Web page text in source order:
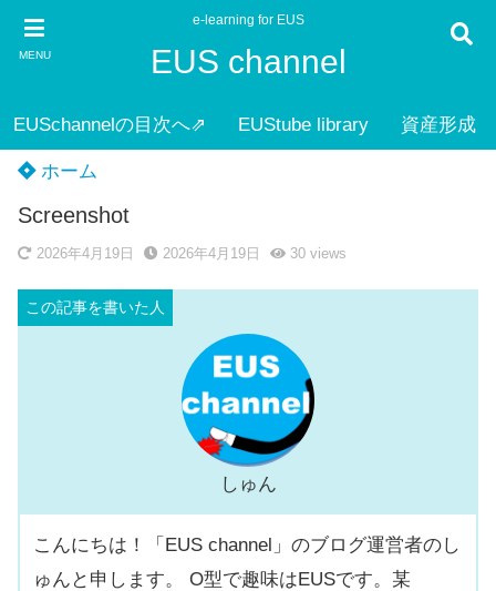
MENU
e-learning for EUS
EUS channel
EUSchannelの目次へ⇗ EUStube library 資産形成
ホーム
Screenshot
2026年4月19日 2026年4月19日 30views
しゅん
こんにちは！「EUS channel」のブログ運営者のし
ゅんと申します。 O型で趣味はEUSです。某